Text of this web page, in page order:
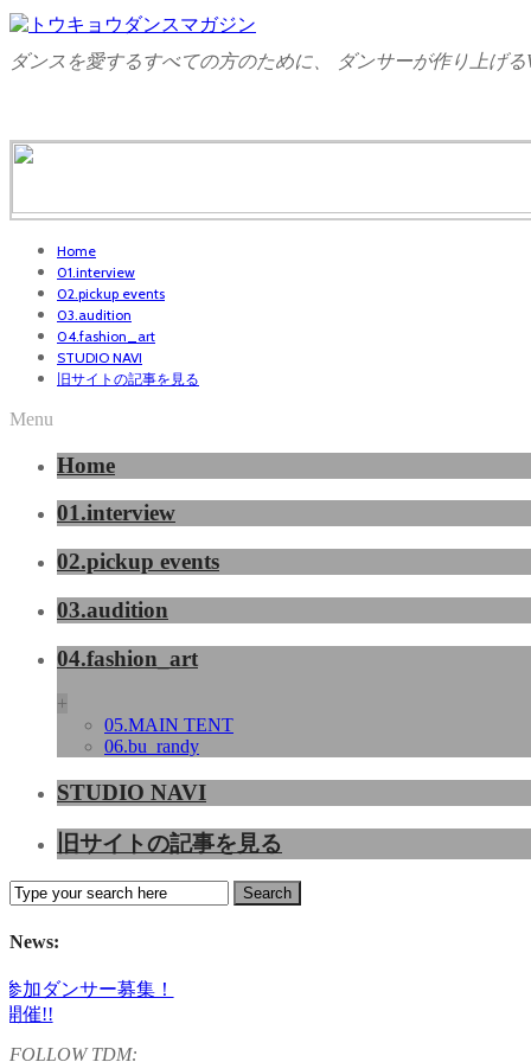
ダンスを愛するすべての方のために、 ダンサーが作り上げる
Home
01.interview
02.pickup events
03.audition
04.fashion_art
STUDIO NAVI
旧サイトの記事を見る
Menu
Home
01.interview
02.pickup events
03.audition
04.fashion_art
+
05.MAIN TENT
06.bu_randy
STUDIO NAVI
旧サイトの記事を見る
News:
サー募集！
FOLLOW TDM: